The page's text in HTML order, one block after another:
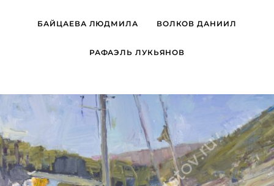
БАЙЦАЕВА ЛЮДМИЛА ВОЛКОВ ДАНИИЛ
РАФАЭЛЬ ЛУКЬЯНОВ